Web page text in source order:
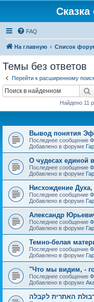
FAQ
На главную Список
Темы без ответов
Перейти к расширенному
Найдено 11
Вывод понятия
Последнее сообщение
Добавлено в форуме
О чудесах единой
Последнее сообщение
Добавлено в форуме
Нисхождение
Последнее сообщение
Добавлено в форуме
Александр
Последнее сообщение
Добавлено в форуме
Темно-белая
Последнее сообщение
Добавлено в форуме
"Что мы видим, -
Последнее сообщение
Добавлено в форуме
האתרית לקבלה